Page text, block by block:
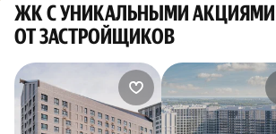
ЖК С УНИКАЛЬНЫМИ АКЦИЯМИ
ОТ ЗАСТРОЙЩИКОВ